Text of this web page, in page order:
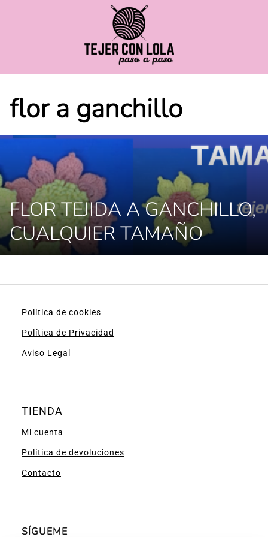
flor a ganchillo
FLOR TEJIDA A GANCHILLO,
CUALQUIER TAMAÑO
Política de cookies
Política de Privacidad
Aviso Legal
TIENDA
Mi cuenta
Política de devoluciones
Contacto
SÍGUEME